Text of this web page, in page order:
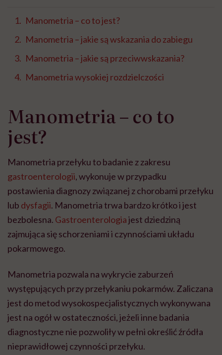
Manometria – co to jest?
Manometria – jakie są wskazania do zabiegu
Manometria – jakie są przeciwwskazania?
Manometria wysokiej rozdzielczości
Manometria – co to
jest?
Manometria przełyku to badanie z zakresu
gastroenterologii, wykonuje w przypadku
postawienia diagnozy związanej z chorobami przełyku
lub dysfagii. Manometria trwa bardzo krótko i jest
bezbolesna. Gastroenterologiajest dziedziną
zajmująca się schorzeniami i czynnościami układu
pokarmowego.
Manometria pozwala na wykrycie zaburzeń
występujących przy przełykaniu pokarmów. Zaliczana
jest do metod wysokospecjalistycznych wykonywana
jest na ogół w ostateczności, jeżeli inne badania
diagnostyczne nie pozwoliły w pełni określić źródła
nieprawidłowej czynności przełyku.